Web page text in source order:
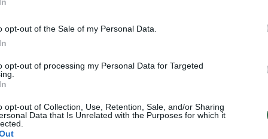
opt-out of the Sale of my Personal Data.
opt-out of processing my Personal Data for Targeted
opt-out of Collection, Use, Retention, Sale, and/or Sharing
Data that Is Unrelated with the Purposes for which it
paskui aš sutikau vyrą, mūsų santykiai buvo
tačiau kai pastojau, prasidėjo košmaras. Jis
nebenori ir kad daryčiausi abortą. Jis mane
spaudimą, reikalavo, gąsdino.